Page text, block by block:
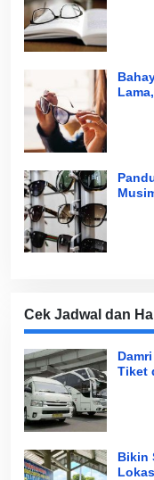
Cek Jadwal dan
Tiket
Bikin